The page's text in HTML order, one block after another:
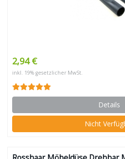
2,94 €
inkl. 19% gesetzlicher MwSt.
Details
Nicht